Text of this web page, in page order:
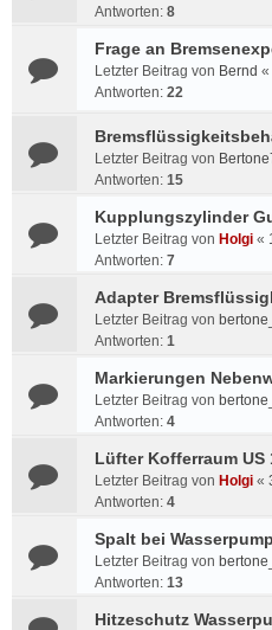
Antworten: 8
Frage an
Letzter Beitrag von Bernd «
Antworten: 22
Letzter Beitrag von
Antworten: 15
Kupplungszylinder
Letzter Beitrag von Holgi «
Antworten: 7
Adapter
Letzter Beitrag von
Antworten: 1
Markierungen
Letzter Beitrag von
Antworten: 4
Lüfter Kofferraum US
Letzter Beitrag von Holgi «
Antworten: 4
Spalt bei
Letzter Beitrag von
Antworten: 13
Hitzeschutz